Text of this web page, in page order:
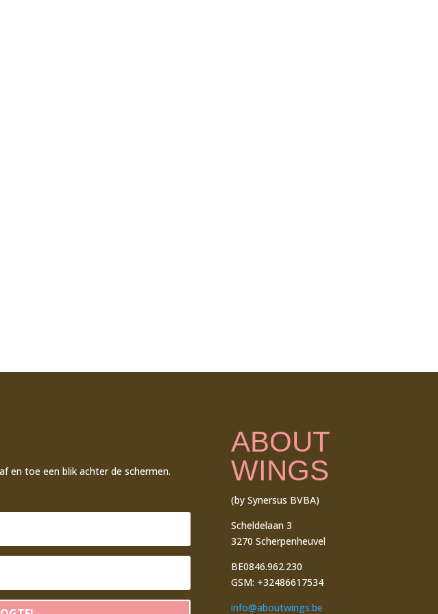
en toe een blik achter de schermen.
ABOUT
WINGS
(by Synersus BVBA)
Scheldelaan 3
3270 Scherpenheuvel
BE0846.962.230
GSM: +32486617534
info@aboutwings.be